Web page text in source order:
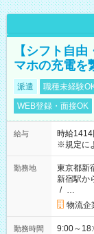
【シフト自
マホの充電を
派遣 職種未経験
WEB登録・面接OK
給与
時給
※規定に
勤務地
東京都新
新宿駅か
/ …
物流企
勤務時間 9:00～